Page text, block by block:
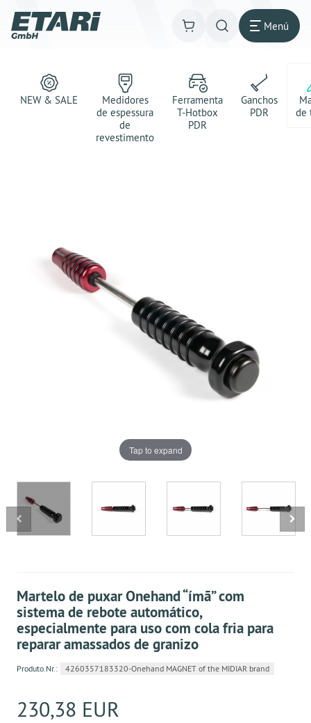
Menú
NEW & SALE
Medidores
de espessura
de
revestimento
Ferramenta
T-Hotbox
PDR
Ganchos
PDR
de
Tap to expand
Martelo de puxar Onehand “ímã” com
sistema de rebote automático,
especialmente para uso com cola fria para
reparar amassados de granizo
Produto.Nr.: 4260357183320-Onehand MAGNET of the MIDIAR brand
230,38 EUR